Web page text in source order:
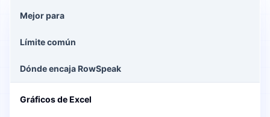
Mejor para
Límite común
Dónde encaja RowSpeak
Gráficos de Excel